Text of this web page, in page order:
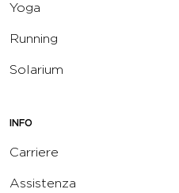
Yoga
Running
Solarium
INFO
Carriere
Assistenza